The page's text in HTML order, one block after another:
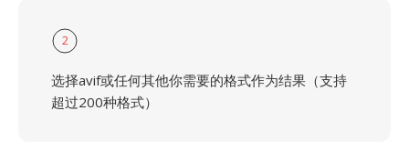
2
选择avif或任何其他你需要的格式作为结果（支持
超过200种格式）